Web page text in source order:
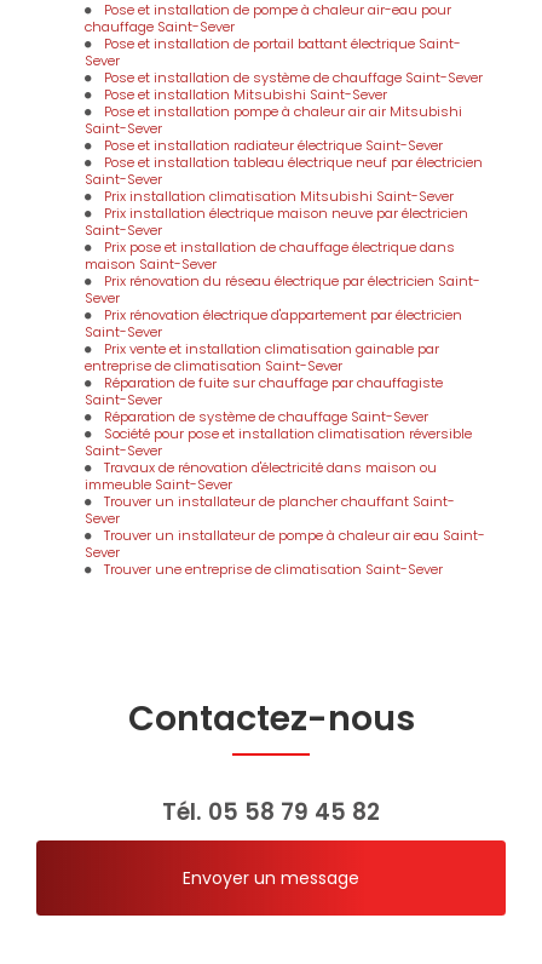
Pose et installation de pompe à chaleur air-eau pour
chauffage Saint-Sever
Pose et installation de portail battant électrique Saint-
Sever
Pose et installation de système de chauffage Saint-Sever
Pose et installation Mitsubishi Saint-Sever
Pose et installation pompe à chaleur air air Mitsubishi
Saint-Sever
Pose et installation radiateur électrique Saint-Sever
Pose et installation tableau électrique neuf par électricien
Saint-Sever
Prix installation climatisation Mitsubishi Saint-Sever
Prix installation électrique maison neuve par électricien
Saint-Sever
Prix pose et installation de chauffage électrique dans
maison Saint-Sever
Prix rénovation du réseau électrique par électricien Saint-
Sever
Prix rénovation électrique d'appartement par électricien
Saint-Sever
Prix vente et installation climatisation gainable par
entreprise de climatisation Saint-Sever
Réparation de fuite sur chauffage par chauffagiste
Saint-Sever
Réparation de système de chauffage Saint-Sever
Société pour pose et installation climatisation réversible
Saint-Sever
Travaux de rénovation d'électricité dans maison ou
immeuble Saint-Sever
Trouver un installateur de plancher chauffant Saint-
Sever
Trouver un installateur de pompe à chaleur air eau Saint-
Sever
Trouver une entreprise de climatisation Saint-Sever
Contactez-nous
Tél. 05 58 79 45 82
Envoyer un message